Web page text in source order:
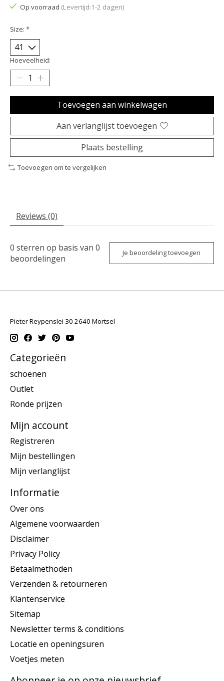
Op voorraad (Levertijd:1-2 dagen)
Size: *
Hoeveelheid:
Toevoegen aan winkelwagen
Aan verlanglijst toevoegen
Plaats bestelling
Toevoegen om te vergelijken
Reviews (0)
0 sterren op basis van 0
beoordelingen
Je beoordeling toevoegen
Pieter Reypenslei 30 2640 Mortsel
Categorieën
schoenen
Outlet
Ronde prijzen
Mijn account
Registreren
Mijn bestellingen
Mijn verlanglijst
Informatie
Over ons
Algemene voorwaarden
Disclaimer
Privacy Policy
Betaalmethoden
Verzenden & retourneren
Klantenservice
Sitemap
Newsletter terms & conditions
Locatie en openingsuren
Voetjes meten